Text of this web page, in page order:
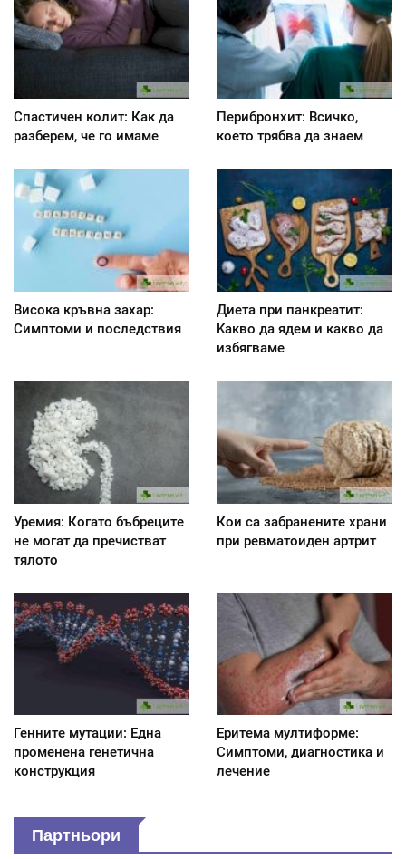
Спастичен колит: Как да
разберем, че го имаме
Перибронхит: Всичко,
което трябва да знаем
Висока кръвна захар:
Симптоми и последствия
Диета при панкреатит:
Kакво да ядем и какво да
избягваме
Уремия: Когато бъбреците
не могат да пречистват
тялото
Кои са забранените храни
при ревматоиден артрит
Генните мутации: Една
променена генетична
конструкция
Еритема мултиформе:
Симптоми, диагностика и
лечение
Партньори